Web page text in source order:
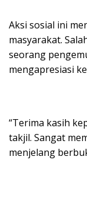
Aksi sosial ini
masyarakat.
seorang
mengapresiasi
“Terima kasih
takjil. Sangat
menjelang